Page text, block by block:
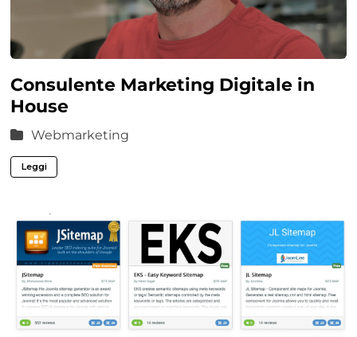
Consulente Marketing Digitale in
House
Webmarketing
Leggi